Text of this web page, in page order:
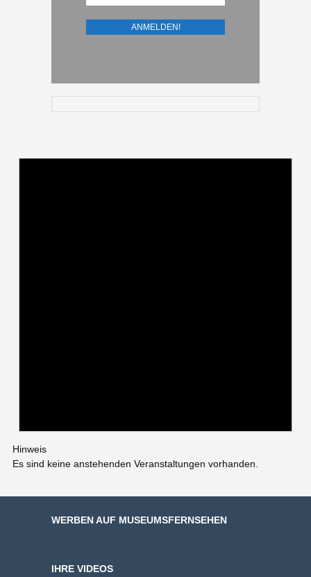
Hinweis
Es sind keine anstehenden Veranstaltungen vorhanden.
WERBEN AUF MUSEUMSFERNSEHEN
IHRE VIDEOS